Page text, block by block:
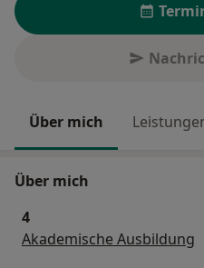
Über mich
Über mich
4
Akademische Ausbildung